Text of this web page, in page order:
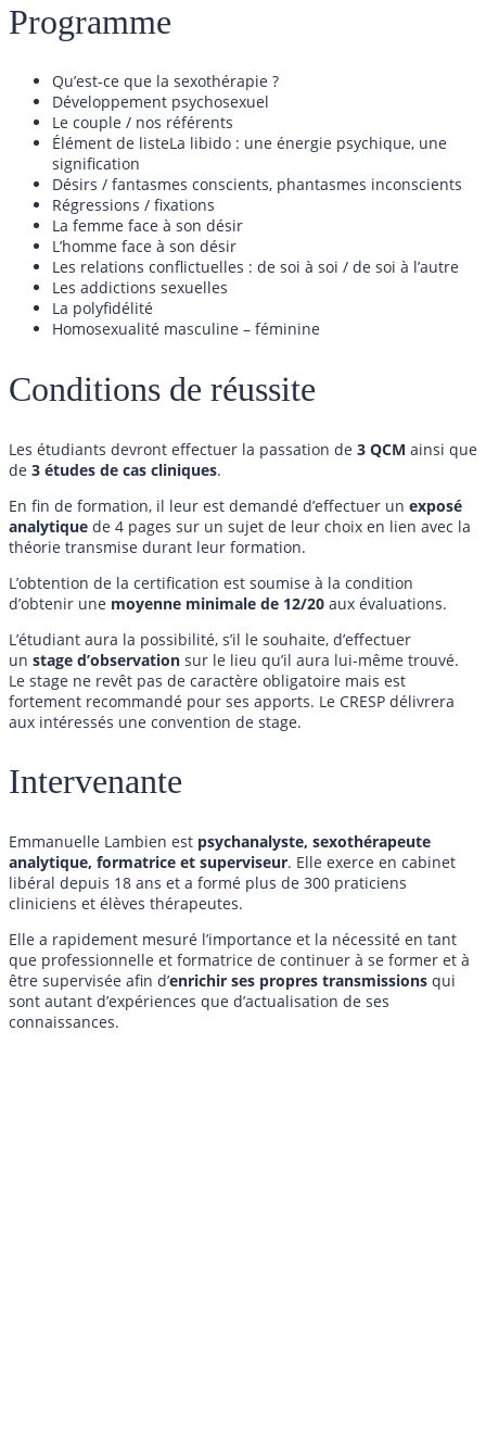
Programme
Qu’est-ce que la sexothérapie ?
Développement psychosexuel
Le couple / nos référents
Élément de listeLa libido : une énergie psychique, une
signification
Désirs / fantasmes conscients, phantasmes inconscients
Régressions / fixations
La femme face à son désir
L’homme face à son désir
Les relations conflictuelles : de soi à soi / de soi à l’autre
Les addictions sexuelles
La polyfidélité
Homosexualité masculine – féminine
Conditions de réussite
Les étudiants devront effectuer la passation de 3 QCM ainsi que
de 3 études de cas cliniques.
En fin de formation, il leur est demandé d’effectuer un exposé
analytique de 4 pages sur un sujet de leur choix en lien avec la
théorie transmise durant leur formation.
L’obtention de la certification est soumise à la condition
d’obtenir une moyenne minimale de 12/20 aux évaluations.
L’étudiant aura la possibilité, s’il le souhaite, d’effectuer
un stage d’observation sur le lieu qu’il aura lui-même trouvé.
Le stage ne revêt pas de caractère obligatoire mais est
fortement recommandé pour ses apports. Le CRESP délivrera
aux intéressés une convention de stage.
Intervenante
Emmanuelle Lambien est psychanalyste, sexothérapeute
analytique, formatrice et superviseur. Elle exerce en cabinet
libéral depuis 18 ans et a formé plus de 300 praticiens
cliniciens et élèves thérapeutes.
Elle a rapidement mesuré l’importance et la nécessité en tant
que professionnelle et formatrice de continuer à se former et à
être supervisée afin d’enrichir ses propres transmissions qui
sont autant d’expériences que d’actualisation de ses
connaissances.